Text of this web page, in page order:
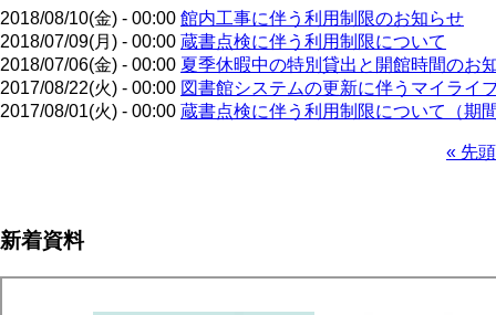
2018/08/10(金) - 00:00 館内工事に伴う利用制限のお知らせ
2018/07/09(月) - 00:00 蔵書点検に伴う利用制限について
2018/07/06(金) - 00:00 夏季休暇中の特別貸出と開館時間のお
2017/08/22(火) - 00:00 図書館システムの更新に伴うマイライ
2017/08/01(火) - 00:00 蔵書点検に伴う利用制限について（期
送
先
« 先頭
新着資料